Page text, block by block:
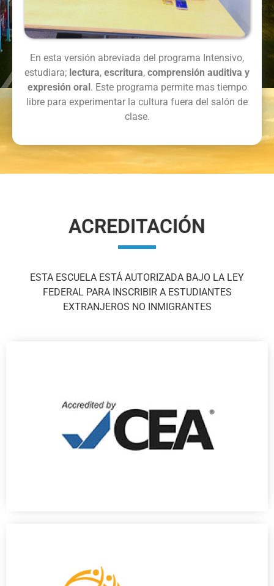
En esta versión abreviada del programa Intensivo,
estudiara; lectura, escritura, comprensión auditiva y
expresión oral. Este programa permite mas tiempo
libre para experimentar la cultura fuera del salón de
clase.
ACREDITACIÓN
ESTA ESCUELA ESTÁ AUTORIZADA BAJO LA LEY
FEDERAL PARA INSCRIBIR A ESTUDIANTES
EXTRANJEROS NO INMIGRANTES